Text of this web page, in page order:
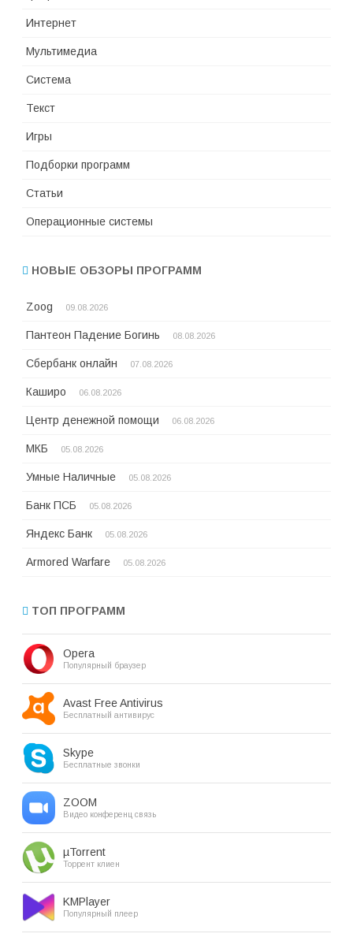
Интернет
Мультимедиа
Система
Текст
Игры
Подборки программ
Статьи
Операционные системы
НОВЫЕ ОБЗОРЫ ПРОГРАММ
Zoog 09.08.2026
Пантеон Падение Богинь 08.08.2026
Сбербанк онлайн 07.08.2026
Каширо 06.08.2026
Центр денежной помощи 06.08.2026
МКБ 05.08.2026
Умные Наличные 05.08.2026
Банк ПСБ 05.08.2026
Яндекс Банк 05.08.2026
Armored Warfare 05.08.2026
ТОП ПРОГРАММ
Opera
Популярный браузер
Avast Free Antivirus
Бесплатный антивирус
Skype
Бесплатные звонки
ZOOM
Видео конференц связь
µTorrent
Торрент клиен
KMPlayer
Популярный плеер